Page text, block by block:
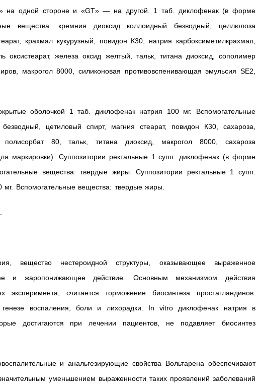
на одной стороне и «GT» — на другой. 1 таб. диклофенак (в форме
вещества: кремния диоксид коллоидный безводный, целлюлоза
крахмал кукурузный, повидон К30, натрия карбоксиметилкрахмал,
оксистеарат, железа оксид желтый, тальк, титана диоксид, сополимер
макрогол 8000, силиконовая противовспенивающая эмульсия SE2,
оболочкой 1 таб. диклофенак натрия 100 мг. Вспомогательные
цетиловый спирт, магния стеарат, повидон К30, сахароза,
80, тальк, титана диоксид, макрогол 8000, сахароза
маркировки). Суппозитории ректальные 1 супп. диклофенак (в форме
вещества: твердые жиры. Суппозитории ректальные 1 супп.
Вспомогательные вещества: твердые жиры.
вещество нестероидной структуры, оказывающее выраженное
и жаропонижающее действие. Основным механизмом действия
считается торможение биосинтеза простагландинов.
воспаления, боли и лихорадки. In vitro диклофенак натрия в
достигаются при лечении пациентов, не подавляет биосинтез
и анальгезирующие свойства Вольтарена обеспечивают
уменьшением выраженности таких проявлений заболеваний